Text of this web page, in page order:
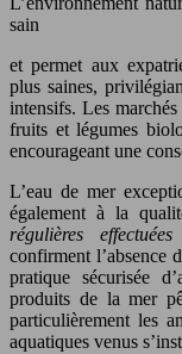
sain
et permet aux
plus saines,
intensifs. Les
fruits et légumes
encourageant une
L’eau de mer
également à la
régulières
confirment l’absence
pratique sécurisée
produits de la mer
particulièrement les
aquatiques venus